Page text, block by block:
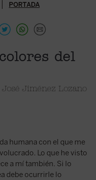
PORTADA
del
Jiménez Lozano
humana con el que me
Lo que he visto
a mí también. Si lo
debe ocurrirle lo